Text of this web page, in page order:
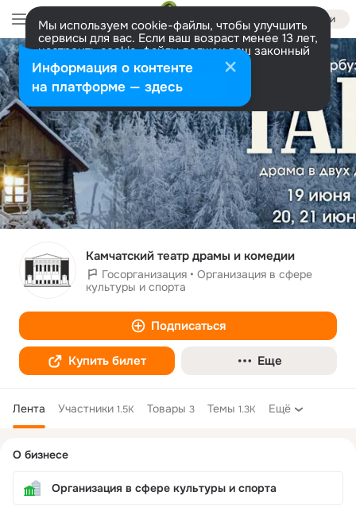
Войти
Мы используем cookie-файлы, чтобы улучшить
сервисы для вас. Если ваш возраст менее 13 лет,
настроить cookie-файлы должен ваш законный
представитель. Больше информации
Разрешить все Настроить
Камчатский театр драмы и комедии
Госорганизация • Организация в сфере
культуры и спорта
Подписаться
Купить билет Еще
Лента Участники 1.5K Товары 3 Темы 1.3K Ещё
колонка
О бизнесе
Организация в сфере культуры и спорта
Информация о контенте
на платформе — здесь